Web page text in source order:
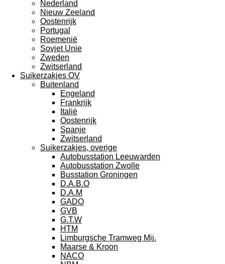
Nederland
Nieuw Zeeland
Oostenrijk
Portugal
Roemenië
Sovjet Unie
Zweden
Zwitserland
Suikerzakjes OV
Buitenland
Engeland
Frankrijk
Italië
Oostenrijk
Spanje
Zwitserland
Suikerzakjes, overige
Autobusstation Leeuwarden
Autobusstation Zwolle
Busstation Groningen
D.A.B.O
D.A.M
GADO
GVB
G.T.W
HTM
Limburgsche Tramweg Mij.
Maarse & Kroon
NACO